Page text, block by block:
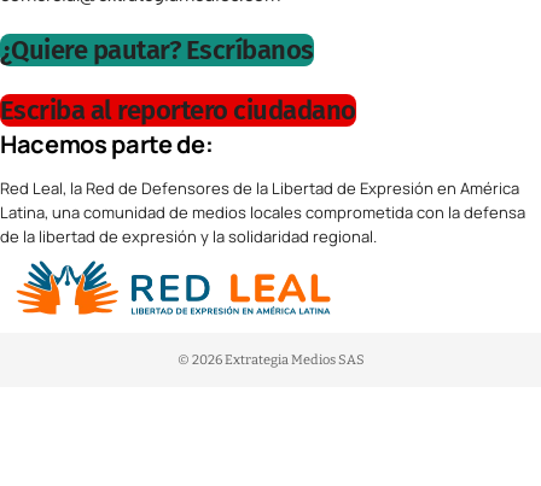
¿Quiere pautar? Escríbanos
Escriba al reportero ciudadano
Hacemos parte de:
Red Leal, la Red de Defensores de la Libertad de Expresión en América
Latina, una comunidad de medios locales comprometida con la defensa
de la libertad de expresión y la solidaridad regional.
© 2026 Extrategia Medios SAS